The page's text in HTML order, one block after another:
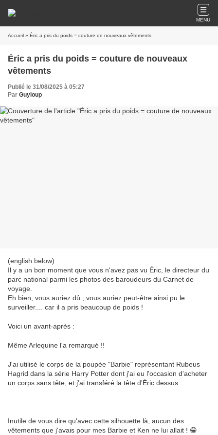
MENU
Accueil » Éric a pris du poids = couture de nouveaux vêtements
Éric a pris du poids = couture de nouveaux
vêtements
Publié le 31/08/2025 à 05:27
Par Guyloup
(english below)
Il y a un bon moment que vous n'avez pas vu Éric, le directeur du
parc national parmi les photos des baroudeurs du Carnet de
voyage.
Eh bien, vous auriez dû ; vous auriez peut-être ainsi pu le
surveiller.... car il a pris beaucoup de poids !
Voici un avant-après :
Même Arlequine l'a remarqué !!
J'ai utilisé le corps de la poupée "Barbie" représentant Rubeus
Hagrid dans la série Harry Potter dont j'ai eu l'occasion d'acheter
un corps sans tête, et j'ai transféré la tête d'Éric dessus.
Inutile de vous dire qu'avec cette silhouette là, aucun des
vêtements que j'avais pour mes Barbie et Ken ne lui allait ! 😁